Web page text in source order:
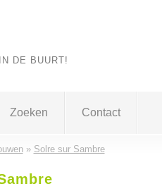
DE BUURT!
Zoeken Contact
» Solre sur Sambre